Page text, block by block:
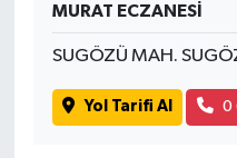
MURAT ECZANESİ
SUGÖZÜ MAH.
Yol Tarifi Al 0